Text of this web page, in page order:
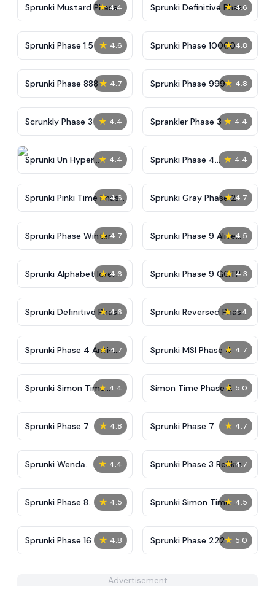
★ 4.4
Sprunki Mustard Phase
2
★ 4.6
Sprunki Definitive Phase
7
★ 4.6
Sprunki Phase 1.5 ★ 4.8
Sprunki Phase 10000
★ 4.7
Sprunki Phase 888 ★ 4.8
Sprunki Phase 999
★ 4.4
Scrunkly Phase 3 ★ 4.4
Sprankler Phase 3
★ 4.4
Sprunki Un Hyper
Shifted Phase 4
★ 4.4
Sprunki Phase 4
Alternate Edition
★ 4.6
Sprunki Pinki Time Phase
3
★ 4.7
Sprunki Gray Phase 2
★ 4.7
Sprunki Phase Winter ★ 4.5
Sprunki Phase 9 Alive
And Malediction
★ 4.6
Sprunki Alphabet lore
Arabic Phase 3
★ 4.3
Sprunki Phase 9 GGTP
★ 4.6
Sprunki Definitive Phase
9 New
★ 4.4
Sprunki Reversed Phase
3 Definitive
★ 4.7
Sprunki Phase 4 Anti-
Shifted
★ 4.7
Sprunki MSI Phase 4
★ 4.4
Sprunki Simon Time
Phase 2
★ 5.0
Simon Time Phase 2
★ 4.8
Sprunki Phase 7 ★ 4.7
Sprunki Phase 7
Definitive (Fanmade)
★ 4.4
Sprunki Wenda
Treatment Phase 40
★ 4.7
Sprunki Phase 3 ReSkin
★ 4.5
Sprunki Phase 8
Definitive
★ 4.5
Sprunki Simon Time
PHASE 3
★ 4.8
Sprunki Phase 16 ★ 5.0
Sprunki Phase 222
Advertisement